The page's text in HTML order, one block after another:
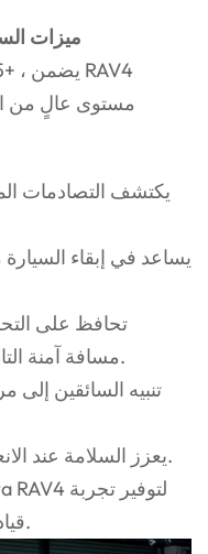
ميزات
مستوى عالٍ من
تحافظ على
(DRCC) - مسافة آمنة التالية من المركبات الأخرى.
تنبيه التبادل الخلفي (RCTA)-يعزز السلامة عند الانعكاس.
قيادة آمنة ومأمونة في جميع الظروف.